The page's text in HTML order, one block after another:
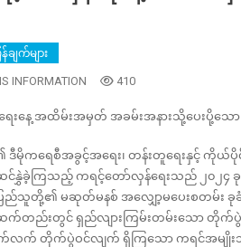
ျက်များ
INFORMATION 410
ရေးနေ့ အထိမ်းအမှတ် အခမ်းအနားသို့ပေးပို့
မိုကရေစီအခွင့်အရေး၊ တန်းတူရေးနှင့် ကိုယ်ပို
ကြသည့် ကရင့်တော်လှန်ရေးသည် ၂၀၂၄ ခုနှစ်
ြည်သူတို့၏ မဆုတ်မနစ် အလျှော့မပေးစတမ်း
ည်းတွင် ရှည်လျားကြမ်းတမ်းသော တိုက်ပွဲစ
လက် တိုက်ပွဲဝင်လျက် ရှိကြသော ကရင်အမျိုး